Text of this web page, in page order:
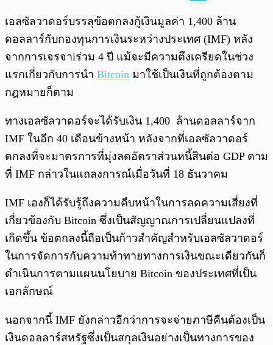
0:00/
เอลซัลวาดอร์บรรลุข้อตกลงกู้เงินมูลค่า 1,400 ล้าน
ดอลลาร์กับกองทุนการเงินระหว่างประเทศ (IMF) หลัง
จากการเจรจาiร่วม 4 ปี แม้จะมีความตึงเครียดในช่วง
แรกเกี่ยวกับการนำ Bitcoin มาใช้เป็นเงินที่ถูกต้องตาม
กฎหมายก็ตาม
ทางเอลซัลวาดอร์จะได้รับเงิน 1,400 ล้านดอลลาร์จาก
IMF ในอีก 40 เดือนข้างหน้า หลังจากที่เอลซัลวาดอร์
ตกลงที่จะมาตรการที่มุ่งลดอัตราส่วนหนี้สินต่อ GDP ตาม
ที่ IMF กล่าวในแถลงการณ์เมื่อวันที่ 18 ธันวาคม
IMF เองก็ได้รับรู้ถึงความคืบหน้าในการลดความเสี่ยงที่
เกี่ยวข้องกับ Bitcoin ซึ่งเป็นสัญญาณการเปลี่ยนแปลงที่
เกิดขึ้น ข้อตกลงนี้ถือเป็นก้าวสำคัญสำหรับเอลซัลวาดอร์
ในการจัดการกับความท้าทายทางการเงินขณะเดียวกันก็
ดำเนินการตามแผนนโยบาย Bitcoin ของประเทศที่เป็น
เอกลักษณ์
นอกจากนี้ IMF ยังกล่าวอีกว่าการจะจ่ายภาษีคืนต้องเป็น
เงินดอลลาร์สหรัฐซึ่งเป็นสกุลเงินอย่างเป็นทางการของ